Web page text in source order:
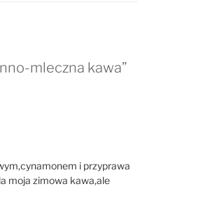
mleczna kawa”
i przyprawa
moja zimowa kawa,ale